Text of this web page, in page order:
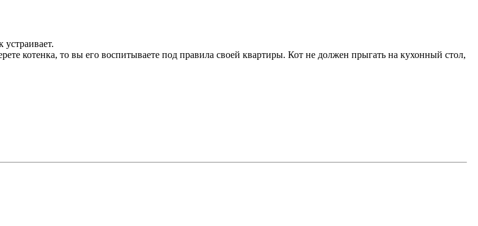
котенка, то вы его воспитываете под правила своей квартиры. Кот не должен прыгать на кухонный стол,